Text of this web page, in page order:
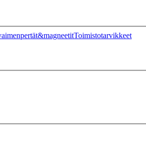
Toimistotarvikkeet